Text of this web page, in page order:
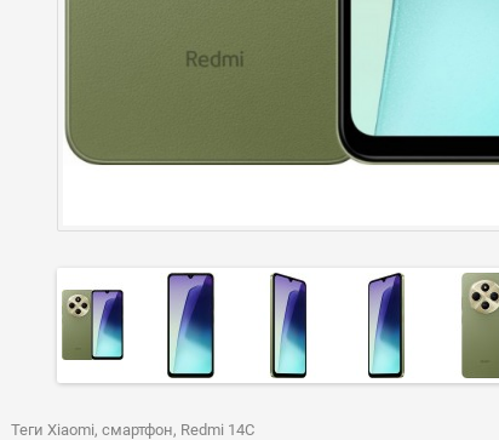
Теги Xiaomi, смартфон, Redmi 14C